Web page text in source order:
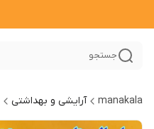
جستجو
manakala آرایشی و بهداشتی